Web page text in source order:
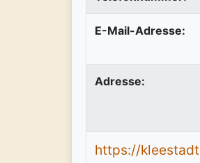
E-Mail-Adresse:
Adresse:
https://